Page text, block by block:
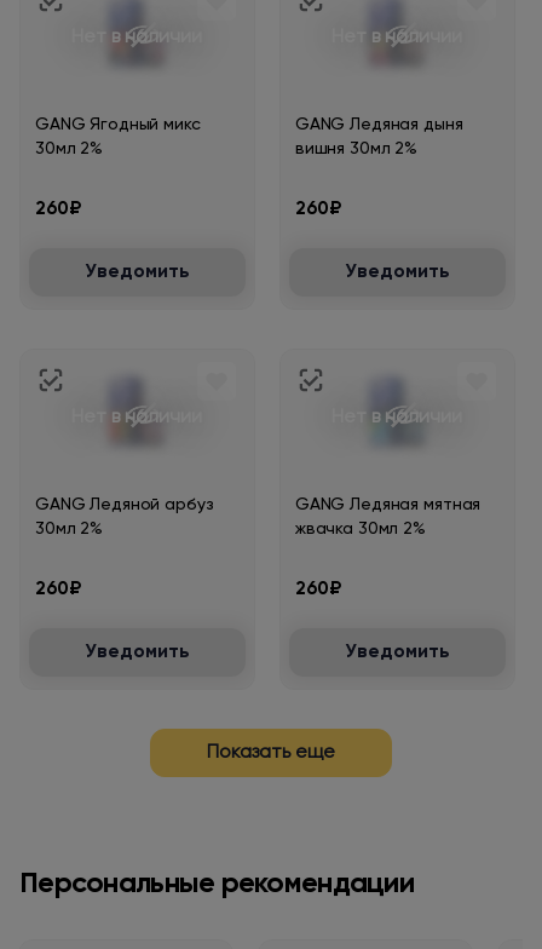
Нет в наличии
GANG Ягодный микс
30мл 2%
260₽
Уведомить
Нет в наличии
GANG Ледяная дыня
вишня 30мл 2%
260₽
Уведомить
Нет в наличии
GANG Ледяной арбуз
30мл 2%
260₽
Уведомить
Нет в наличии
GANG Ледяная мятная
жвачка 30мл 2%
260₽
Уведомить
Показать еще
Персональные рекомендации